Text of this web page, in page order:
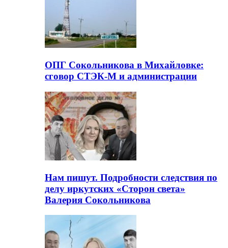
ОПГ Сокольникова в Михайловке:
сговор СТЭК-М и администрации
Нам пишут. Подробности следствия по
делу иркутских «Сторон света»
Валерия Сокольникова